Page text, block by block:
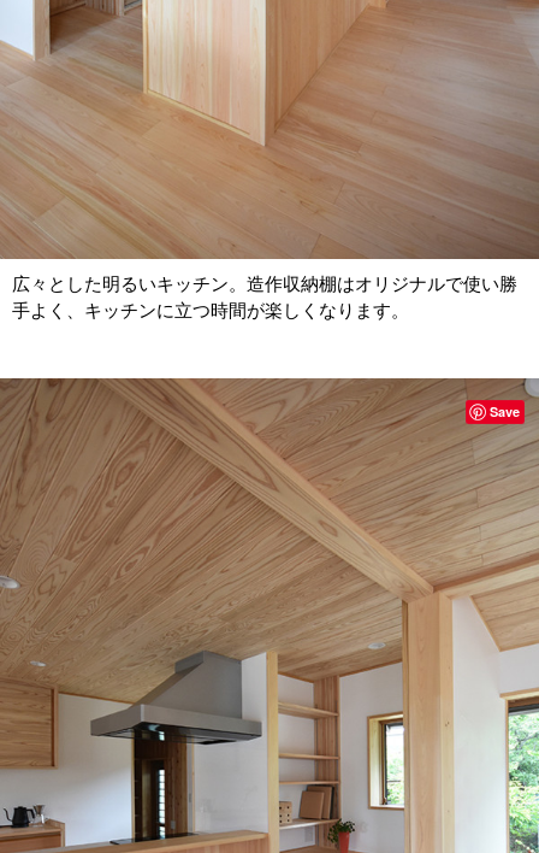
広々とした明るいキッチン。造作収納棚はオリジナルで使い勝
手よく、キッチンに立つ時間が楽しくなります。
Save